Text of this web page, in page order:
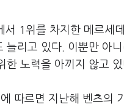
1위를 차지한 메르세
늘리고 있다. 이뿐만 아
한 노력을 아끼지 않고 있
따르면 지난해 벤츠